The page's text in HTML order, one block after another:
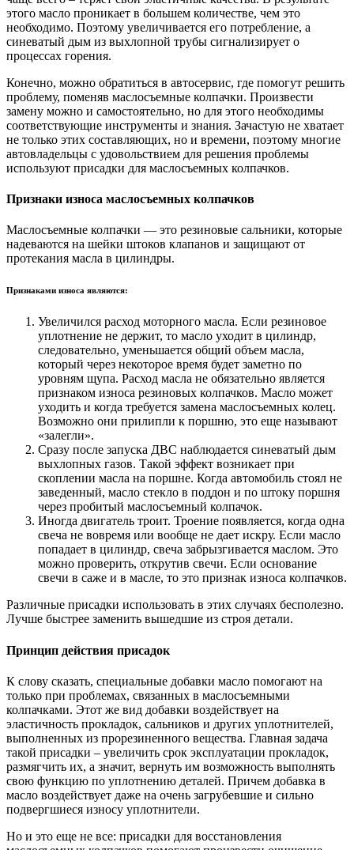
этого масло проникает в большем количестве, чем это
необходимо. Поэтому увеличивается его потребление, а
синеватый дым из выхлопной трубы сигнализирует о
процессах горения.
Конечно, можно обратиться в автосервис, где помогут решить
проблему, поменяв маслосъемные колпачки. Произвести
замену можно и самостоятельно, но для этого необходимы
соответствующие инструменты и знания. Зачастую не хватает
не только этих составляющих, но и времени, поэтому многие
автовладельцы с удовольствием для решения проблемы
используют присадки для маслосъемных колпачков.
Признаки износа маслосъемных колпачков
Маслосъемные колпачки — это резиновые сальники, которые
надеваются на шейки штоков клапанов и защищают от
протекания масла в цилиндры.
Признаками износа являются:
Увеличился расход моторного масла. Если резиновое
уплотнение не держит, то масло уходит в цилиндр,
следовательно, уменьшается общий объем масла,
который через некоторое время будет заметно по
уровням щупа. Расход масла не обязательно является
признаком износа резиновых колпачков. Масло может
уходить и когда требуется замена маслосъемных колец.
Возможно они прилипли к поршню, это еще называют
«залегли».
Сразу после запуска ДВС наблюдается синеватый дым
выхлопных газов. Такой эффект возникает при
скоплении масла на поршне. Когда автомобиль стоял не
заведенный, масло стекло в поддон и по штоку поршня
через пробитый маслосъемный колпачок.
Иногда двигатель троит. Троение появляется, когда одна
свеча не вовремя или вообще не дает искру. Если масло
попадает в цилиндр, свеча забрызгивается маслом. Это
можно проверить, открутив свечи. Если основание
свечи в саже и в масле, то это признак износа колпачков.
Различные присадки использовать в этих случаях бесполезно.
Лучше быстрее заменить вышедшие из строя детали.
Принцип действия присадок
К слову сказать, специальные добавки масло помогают на
только при проблемах, связанных в маслосъемными
колпачками. Этот же вид добавки воздействует на
эластичность прокладок, сальников и других уплотнителей,
выполненных из прорезиненного вещества. Главная задача
такой присадки – увеличить срок эксплуатации прокладок,
размягчить их, а значит, вернуть им возможность выполнять
свою функцию по уплотнению деталей. Причем добавка в
масло воздействует даже на очень загрубевшие и сильно
подвергшиеся износу уплотнители.
Но и это еще не все: присадки для восстановления